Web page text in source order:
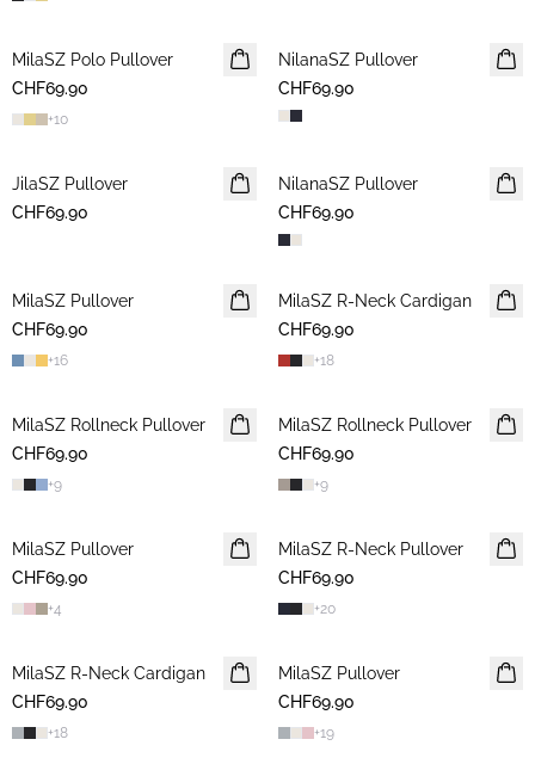
2 FOR 120 CHF
MilaSZ Polo Pullover
CHF69.90
+10
NEUHEIT
NilanaSZ Pullover
CHF69.90
NEUHEIT
2 FOR 120 CHF
JilaSZ Pullover
CHF69.90
NEUHEIT
NilanaSZ Pullover
CHF69.90
NEUHEIT
2 FOR 120 CHF
MilaSZ Pullover
CHF69.90
+16
NEUHEIT
2 FOR 120 CHF
MilaSZ R-Neck Cardigan
CHF69.90
+18
2 FOR 120 CHF
MilaSZ Rollneck Pullover
CHF69.90
+9
2 FOR 120 CHF
MilaSZ Rollneck Pullover
CHF69.90
+9
2 FOR 120 CHF
MilaSZ Pullover
CHF69.90
+4
2 FOR 120 CHF
MilaSZ R-Neck Pullover
CHF69.90
+20
2 FOR 120 CHF
MilaSZ R-Neck Cardigan
CHF69.90
+18
2 FOR 120 CHF
MilaSZ Pullover
CHF69.90
+19